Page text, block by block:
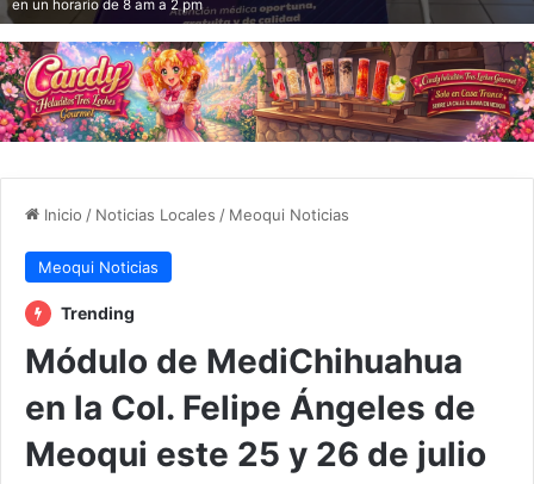
en un horario de 8 am a 2 pm
Inicio / Noticias Locales / Meoqui Noticias
Meoqui Noticias
Trending
Módulo de MediChihuahua
en la Col. Felipe Ángeles de
Meoqui este 25 y 26 de julio